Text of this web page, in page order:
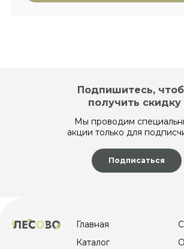
Подпишитесь,
получить скидку
Мы проводим
акции только для
Подписаться